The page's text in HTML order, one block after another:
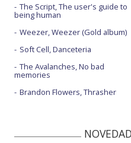
The Script, The user's guide to
being human
Weezer, Weezer (Gold album)
Soft Cell, Danceteria
The Avalanches, No bad
memories
Brandon Flowers, Thrasher